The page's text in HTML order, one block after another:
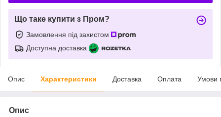
Що таке купити з Пром?
Замовлення під захистом
Доступна доставка
Опис Характеристики Доставка Оплата Умови
Опис